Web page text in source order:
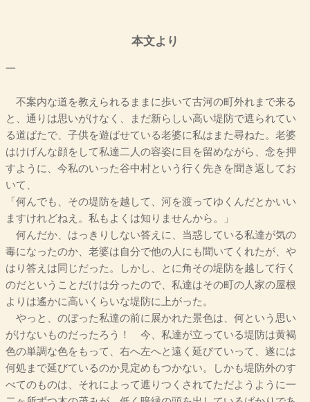
本文より
一
不案内な道を教えられるままに歩いて古河の町外れまで来る
と、通りは思いがけなく、まだ新らしい高い堤防で遮られてい
る道ばたで、子供を遊ばせている老婆に私はまた尋ねた。老婆
はけげんな顔をして私達二人の容姿に目を留めながら、念を押
すように、今私のいった谷中村という行く先きを聞き返してお
いて、
「何んでも、その堤防を越して、河を渡ってゆくんだとかいい
ますけれどねえ。私もよくは知りませんから。」
何んだか、はっきりしない答えに、当惑している私達が気の
毒になったのか、老婆は自分で他の人にも聞いてくれたが、や
はり答えは同じだった。しかし、とに角その堤防を越して行く
のだということだけは分ったので、私達はその町の人家の屋根
よりは遙かに高いくらいな堤防に上がった。
やっと、のぼった私達の前に展かれた景色は、何という思い
がけないものだったろう！ 今、私達が立っている堤防は黄褐
色の単調な色をもって、右へ左へと遠く延びていって、遂には
何処まで延びているのか見定めもつかない。しかも堤防外のす
べてのものは、それによって遮りつくされてただようように一